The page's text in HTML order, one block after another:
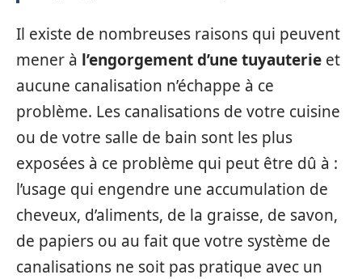
Il existe de nombreuses raisons qui peuvent
mener à l’engorgement d’une tuyauterie et
aucune canalisation n’échappe à ce
problème. Les canalisations de votre cuisine
ou de votre salle de bain sont les plus
exposées à ce problème qui peut être dû à :
l’usage qui engendre une accumulation de
cheveux, d’aliments, de la graisse, de savon,
de papiers ou au fait que votre système de
canalisations ne soit pas pratique avec un